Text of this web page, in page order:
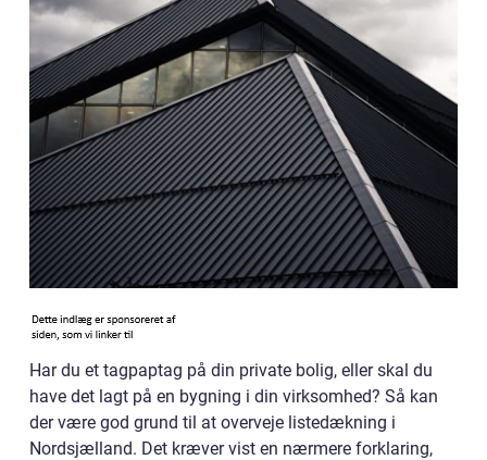
Har du et tagpaptag på din private bolig, eller skal du
have det lagt på en bygning i din virksomhed? Så kan
der være god grund til at overveje listedækning i
Nordsjælland. Det kræver vist en nærmere forklaring,